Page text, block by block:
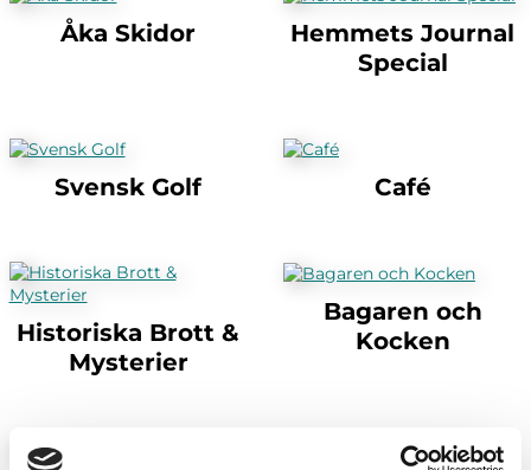
Åka Skidor
Hemmets Journal
Special
Svensk Golf Café
Historiska Brott &
Mysterier
Bagaren och
Kocken